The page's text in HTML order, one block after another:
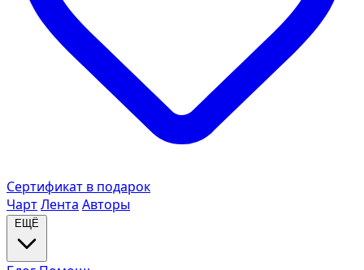
Сертификат в подарок
ЧартЛента Авторы
ЕЩЁ